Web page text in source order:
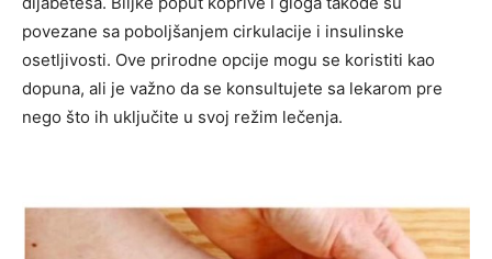
povezane sa poboljšanjem cirkulacije i insulinske
osetljivosti. Ove prirodne opcije mogu se koristiti kao
dopuna, ali je važno da se konsultujete sa lekarom pre
nego što ih uključite u svoj režim lečenja.